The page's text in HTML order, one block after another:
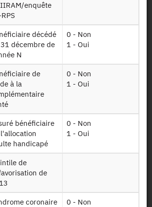
: Conditions de
aux
consommations de
RPS_2016
Demander l'accès
:22/05/2019
enquête
décembre de
N
0 - Non
1 - Oui
à la
0 - Non
1 - Oui
handicapé
0 - Non
1 - Oui
de
0 - Non